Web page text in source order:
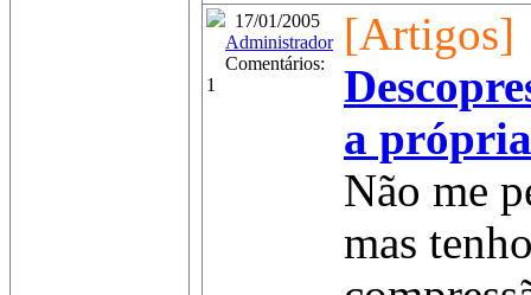
17/01/2005
Administrador
Comentários:
1
[Artigos]
a
Não me
mas